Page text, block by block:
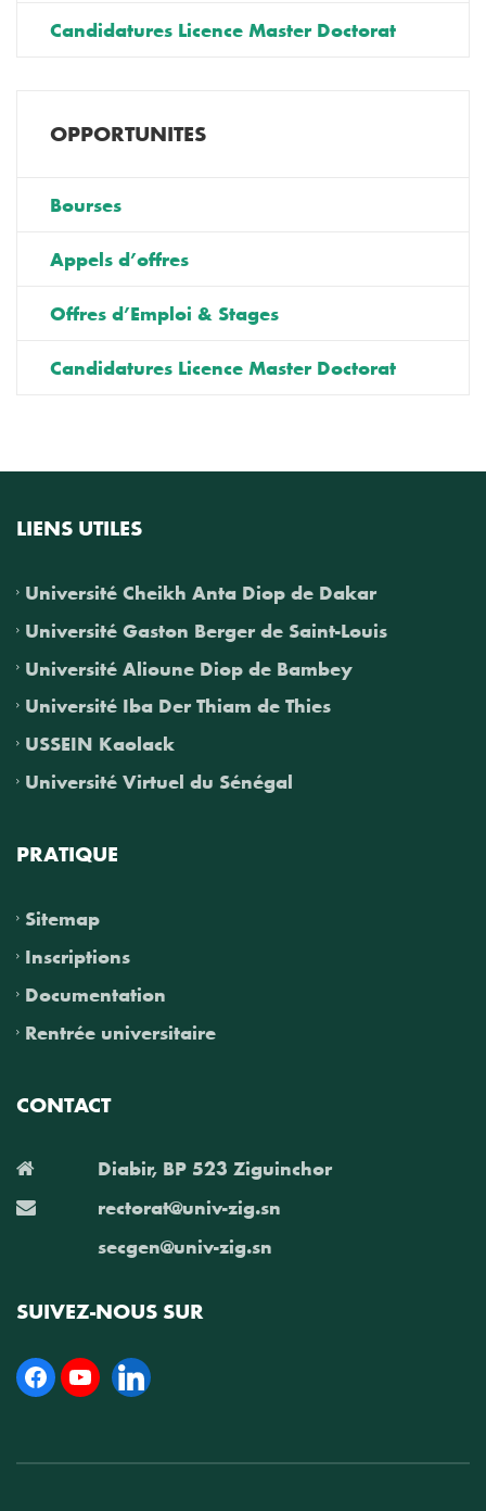
Candidatures Licence Master Doctorat
OPPORTUNITES
Bourses
Appels d’offres
Offres d’Emploi & Stages
Candidatures Licence Master Doctorat
LIENS UTILES
Université Cheikh Anta Diop de Dakar
Université Gaston Berger de Saint-Louis
Université Alioune Diop de Bambey
Université Iba Der Thiam de Thies
USSEIN Kaolack
Université Virtuel du Sénégal
PRATIQUE
Sitemap
Inscriptions
Documentation
Rentrée universitaire
CONTACT
Diabir, BP 523 Ziguinchor
rectorat@univ-zig.sn
secgen@univ-zig.sn
SUIVEZ-NOUS SUR
Facebook
YouTubeLinkedin